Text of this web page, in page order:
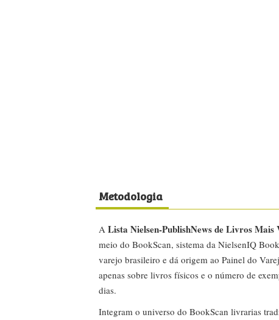
Metodologia
A Lista Nielsen-PublishNews de Livros Mais
meio do BookScan, sistema da NielsenIQ
varejo brasileiro e dá origem ao Painel do
apenas sobre livros físicos e o número de
dias.
Integram o universo do BookScan livrarias